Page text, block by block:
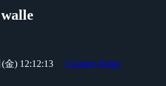
金) 12:12:13 Counter-Strike